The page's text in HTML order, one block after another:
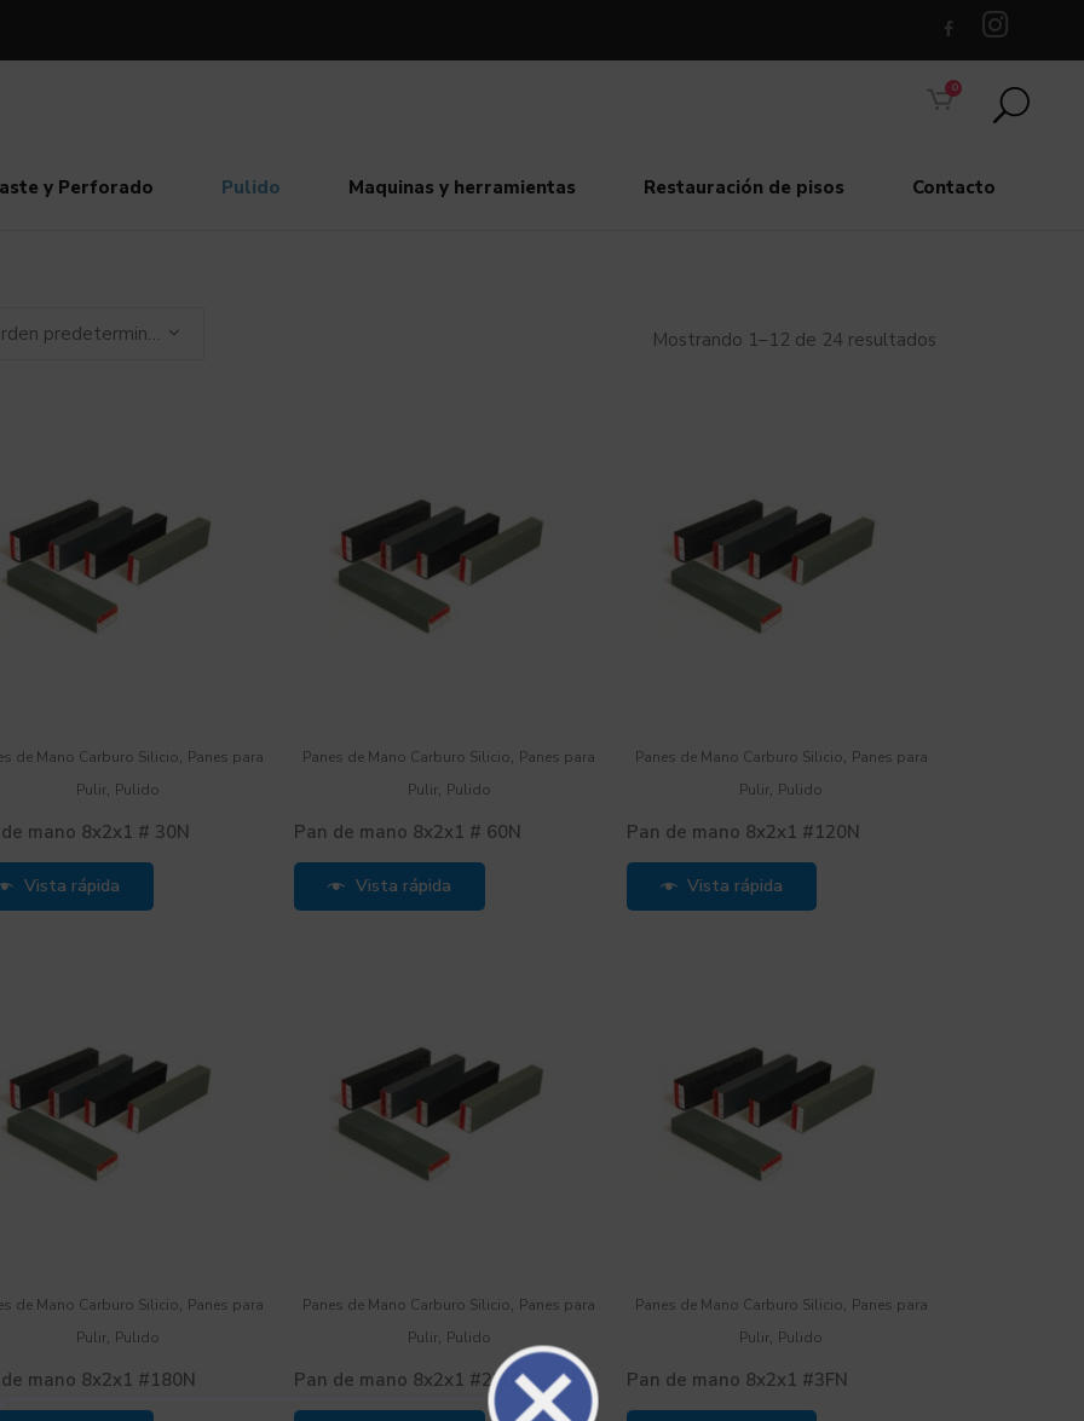
0
y Perforado Pulido Maquinas y herramientas Restauración de pisos Contacto
Mostrando 1–12 de 24 resultados
Orden predeterminado
de Mano Carburo Silicio, Panes para
Pulir, Pulido
mano 8x2x1 # 30N
Vista rápida
Panes de Mano Carburo Silicio, Panes para
Pulir, Pulido
Pan de mano 8x2x1 # 60N
Vista rápida
Panes de Mano Carburo Silicio, Panes para
Pulir, Pulido
Pan de mano 8x2x1 #120N
Vista rápida
de Mano Carburo Silicio, Panes para
Pulir, Pulido
mano 8x2x1 #180N
Panes de Mano Carburo Silicio, Panes para
Pulir, Pulido
Pan de mano 8x2x1 #220N
Panes de Mano Carburo Silicio, Panes para
Pulir, Pulido
Pan de mano 8x2x1 #3FN